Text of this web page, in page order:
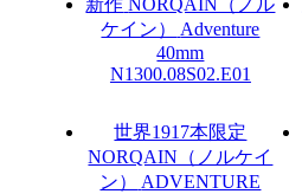
新作 NORQAIN（ノル
ケイン）
Adventure
40mm
N1300.08S02.E01
世界1917本限定
NORQAIN（ノルケイ
ン）
ADVENTURE